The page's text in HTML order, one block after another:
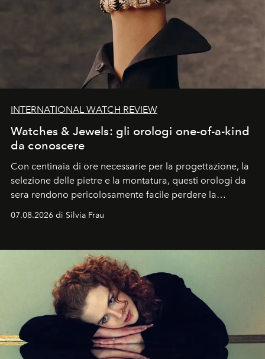
INTERNATIONAL WATCH REVIEW
Watches & Jewels: gli orologi one-of-a-kind
da conoscere
Con centinaia di ore necessarie per la progettazione, la
selezione delle pietre e la montatura, questi orologi da
sera rendono pericolosamente facile perdere la
cognizione del tempo. Ma con quadranti così
07.08.2026 di Silvia Frau